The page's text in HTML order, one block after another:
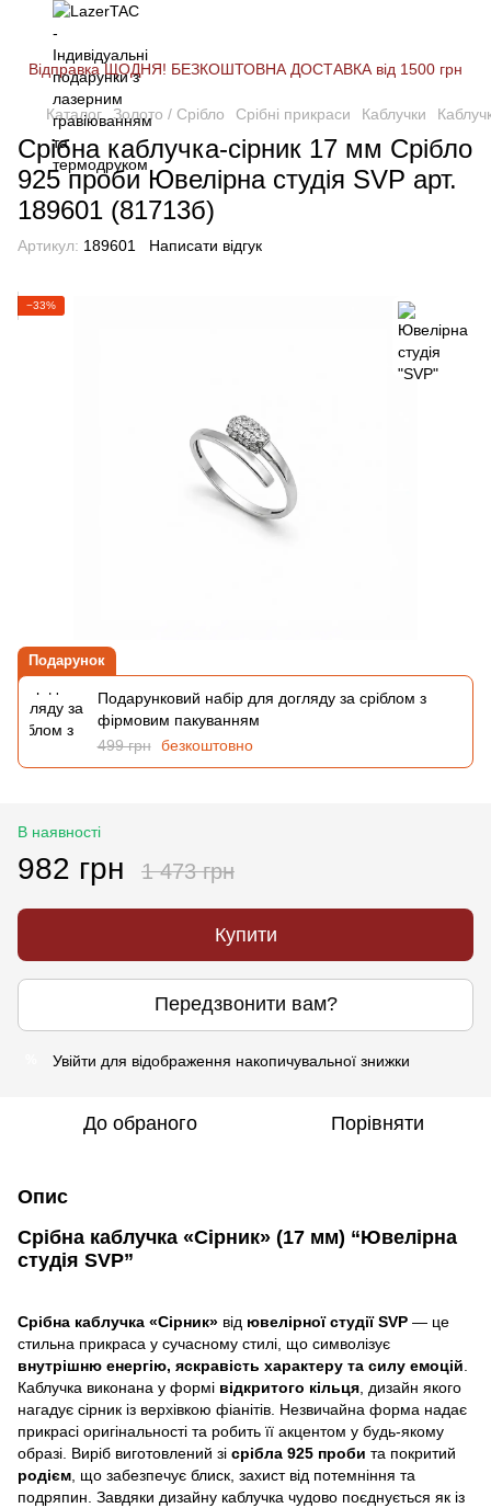
Відправка ЩОДНЯ! БЕЗКОШТОВНА ДОСТАВКА від 1500 грн
Каталог Золото / Срібло Срібні прикраси Каблучки
Срібна каблучка-сірник 17 мм Срібло
925 проби Ювелірна студія SVP арт.
189601 (81713б)
Артикул: 189601 Написати відгук
−33%
Подарунок
Подарунковий набір для догляду за сріблом з
фірмовим пакуванням
499 грн безкоштовно
В наявності
982 грн 1 473 грн
Купити
Передзвонити вам?
Увійти для відображення накопичувальної знижки
До обраного Порівняти
Опис
Срібна каблучка «Сірник» (17 мм) “Ювелірна
студія SVP”
Срібна каблучка «Сірник» від ювелірної студії SVP — це
стильна прикраса у сучасному стилі, що символізує
внутрішню енергію, яскравість характеру та силу емоцій.
Каблучка виконана у формі відкритого кільця, дизайн якого
нагадує сірник із верхівкою фіанітів. Незвичайна форма надає
прикрасі оригінальності та робить її акцентом у будь-якому
образі. Виріб виготовлений зі срібла 925 проби та покритий
родієм, що забезпечує блиск, захист від потемніння та
подряпин. Завдяки дизайну каблучка чудово поєднується як із